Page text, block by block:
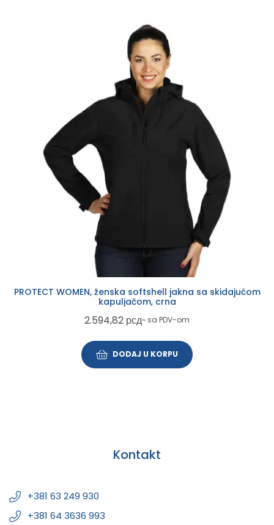
PROTECT WOMEN, ženska softshell jakna sa skidajućom
kapuljačom, crna
2.594,82 рсд~ sa PDV-om
DODAJ U KORPU
Kontakt
+381 63 249 930
+381 64 3636 993